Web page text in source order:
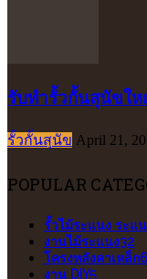
รับทำรั้วกั้นสุนัขใ
รั้วกั้นสุนัข April 21,
POPULAR
รั้วไม้ระแนง ระแ
งานไม้ระแนง32
โครงหลังคาเหล็ก6
งาน DIY5